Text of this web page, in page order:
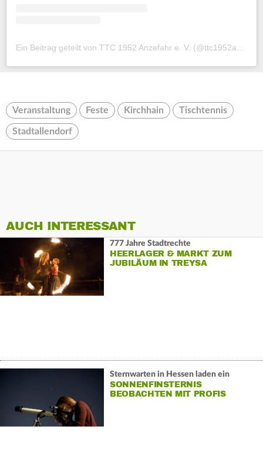
Veranstaltung Feste Kirchhain Tischtennis
Stadtallendorf
AUCH INTERESSANT
777 Jahre Stadtrechte
HEERLAGER & MARKT ZUM
JUBILÄUM IN TREYSA
Sternwarten in Hessen laden ein
SONNENFINSTERNIS
BEOBACHTEN MIT PROFIS